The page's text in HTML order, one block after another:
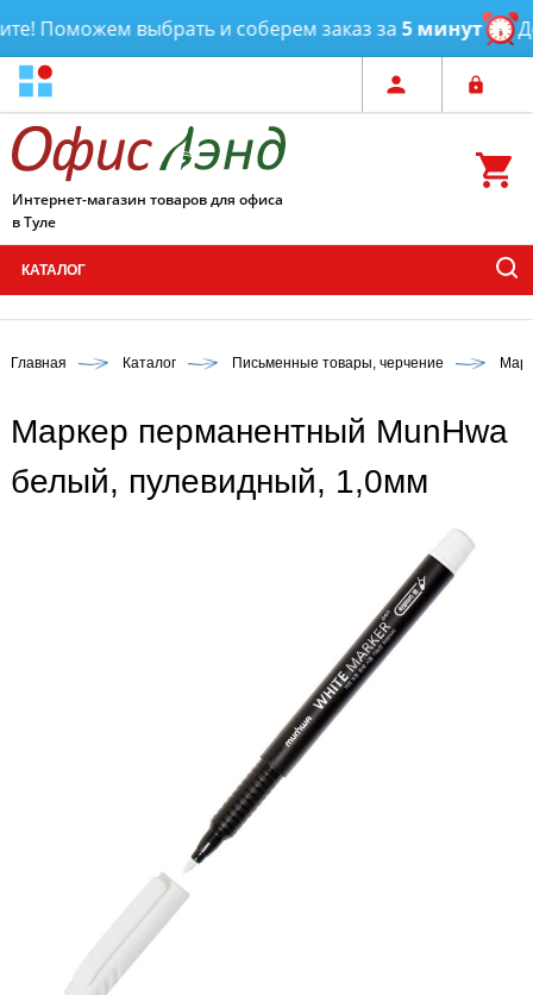
Поможем выбрать и соберем заказ за5 минут
Интернет-магазин товаров для офиса
в Туле
КАТАЛОГ
Главная Каталог Письменные товары, черчение
Маркер перманентный MunHwa
белый, пулевидный, 1,0мм